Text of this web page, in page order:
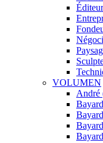
Éditeur
VOLUMEN
André